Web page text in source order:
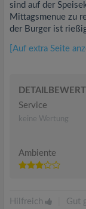
sind auf der
Mittagsmenue zu
der Burger ist
[Auf extra Seite
Service
keine Wertung
Ambiente
Hilfreich Gut